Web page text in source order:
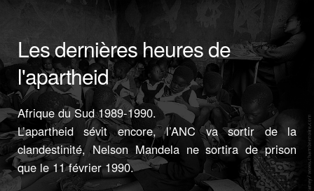
Les dernières heures de
l'apartheid
Afrique du Sud 1989-1990.
L’apartheid sévit encore, l’ANC va sortir de la
clandestinité, Nelson Mandela ne sortira de prison
que le 11 février 1990.